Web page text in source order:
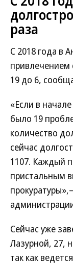
раза
С 2018 года в
привлечением
19 до 6,
«Если в
было 19
количество
сейчас
1107. Каждый
пристальным
Сейчас уже
Лазурной, 27,
так как